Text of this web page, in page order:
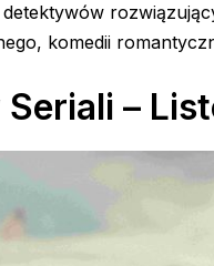
komedii
Seriali –